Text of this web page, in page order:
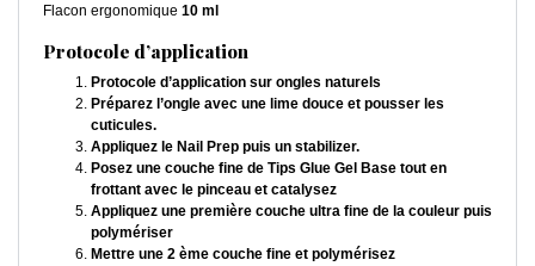
Flacon ergonomique 10 ml
Protocole d’application
Protocole d’application sur ongles naturels
Préparez l’ongle avec une lime douce et pousser les
cuticules.
Appliquez le Nail Prep puis un stabilizer.
Posez une couche fine de Tips Glue Gel Base tout en
frottant avec le pinceau et catalysez
Appliquez une première couche ultra fine de la couleur puis
polymériser
Mettre une 2 ème couche fine et polymérisez